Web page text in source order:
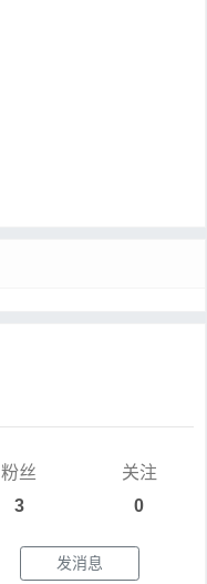
粉丝
3
关注
0
发消息